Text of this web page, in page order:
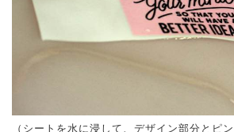
（シートを水に浸して、デザイン部分とピ